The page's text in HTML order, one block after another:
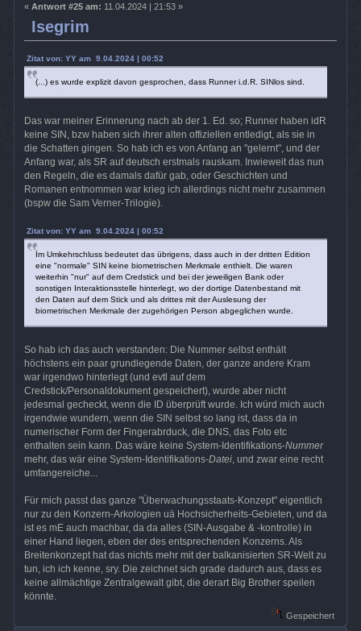
Isegrim
« Antwort #25 am: 11.04.2024 | 21:53 »
Zitat von: YY am 9.04.2024 | 00:52
(...) es wurde explizit davon gesprochen, dass Runner i.d.R. SINlos sind.
Das war meiner Erinnerung nach ab der 1. Ed. so; Runner haben idR
keine SIN, bzw haben sich ihrer alten offiziellen entledigt, als sie in
die Schatten gingen. So hab ich es von Anfang an "gelernt", und der
Anfang war, als SR auf deutsch erstmals rauskam. Inwieweit das nun
den Regeln, die es damals dafür gab, oder Geschichten und
Romanen entnommen war krieg ich allerdings nicht mehr zusammen
(bspw die Sam Verner-Trilogie).
Zitat von: YY am 9.04.2024 | 00:52
Im Umkehrschluss bedeutet das übrigens, dass auch in der dritten Edition
eine "normale" SIN keine biometrischen Merkmale enthielt. Die waren
weiterhin "nur" auf dem Credstick und bei der jeweiligen Bank oder
sonstigen Interaktionsstelle hinterlegt, wo der dortige Datenbestand mit
den Daten auf dem Stick und als drittes mit der Auslesung der
biometrischen Merkmale der zugehörigen Person abgeglichen wurde.
So hab ich das auch verstanden: Die Nummer selbst enthält
höchstens ein paar grundlegende Daten, der ganze andere Kram
war irgendwo hinterlegt (und evtl auf dem
Credstick/Personaldokument gespeichert), wurde aber nicht
jedesmal gecheckt, wenn die ID überprüft wurde. Ich würd mich auch
irgendwie wundern, wenn die SIN selbst so lang ist, dass da in
numerischer Form der Fingerabrduck, die DNS, das Foto etc
enthalten sein kann. Das wäre keine System-Identifikations-Nummer
mehr, das wär eine System-Identifikations-Datei, und zwar eine recht
umfangereiche...
Für mich passt das ganze "Überwachungsstaats-Konzept" eigentlich
nur zu den Konzern-Arkologien uä Hochsicherheits-Gebieten, und da
ist es mE auch machbar, da da alles (SIN-Ausgabe & -kontrolle) in
einer Hand liegen, eben der des entsprechenden Konzerns. Als
Breitenkonzept hat das nichts mehr mit der balkanisierten SR-Welt zu
tun, ich ich kenne, sry. Die zeichnet sich grade dadurch aus, dass es
keine allmächtige Zentralgewalt gibt, die derart Big Brother speilen
könnte.
Gespeichert